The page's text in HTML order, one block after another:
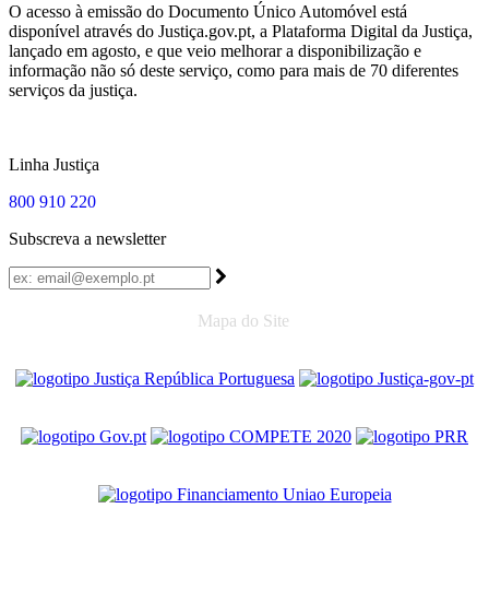
O acesso à emissão do Documento Único Automóvel está
disponível através do Justiça.gov.pt, a Plataforma Digital da Justiça,
lançado em agosto, e que veio melhorar a disponibilização e
informação não só deste serviço, como para mais de 70 diferentes
serviços da justiça.
Linha Justiça
800 910 220
Subscreva a newsletter
Mapa do Site